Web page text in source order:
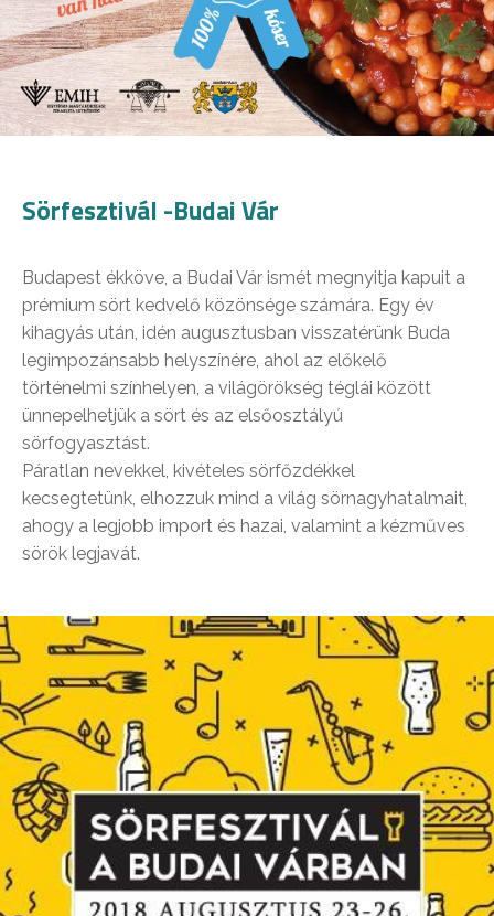
Sörfesztivál -Budai Vár
Budapest ékköve, a Budai Vár ismét megnyitja kapuit a
prémium sört kedvelő közönsége számára. Egy év
kihagyás után, idén augusztusban visszatérünk Buda
legimpozánsabb helyszínére, ahol az előkelő
történelmi színhelyen, a világörökség téglái között
ünnepelhetjük a sört és az elsőosztályú
sörfogyasztást.
Páratlan nevekkel, kivételes sörfőzdékkel
kecsegtetünk, elhozzuk mind a világ sörnagyhatalmait,
ahogy a legjobb import és hazai, valamint a kézműves
sörök legjavát.